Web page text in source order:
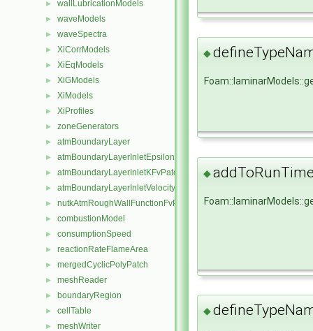
► wallLubricationModels
► waveModels
► waveSpectra
► XiCorrModels
► XiEqModels
► XiGModels
► XiModels
► XiProfiles
► zoneGenerators
► atmBoundaryLayer
► atmBoundaryLayerInletEpsilonFvPatchScalarField
► atmBoundaryLayerInletKFvPatchScalarField
► atmBoundaryLayerInletVelocityFvPatchVectorField
► nutkAtmRoughWallFunctionFvPatchScalarField
► combustionModel
► consumptionSpeed
► reactionRateFlameArea
► mergedCyclicPolyPatch
► meshReader
► boundaryRegion
► cellTable
► meshWriter
◆
◆
◆